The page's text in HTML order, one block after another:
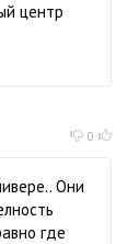
центр
0
Они
где